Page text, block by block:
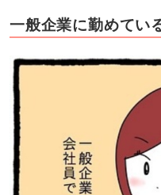
一般企業に勤めてい